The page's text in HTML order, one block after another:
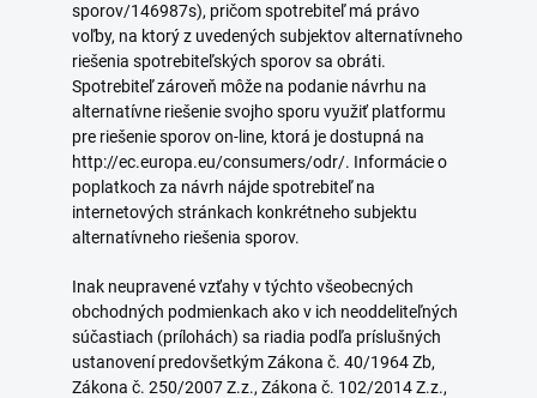
sporov/146987s), pričom spotrebiteľ má právo
voľby, na ktorý z uvedených subjektov alternatívneho
riešenia spotrebiteľských sporov sa obráti.
Spotrebiteľ zároveň môže na podanie návrhu na
alternatívne riešenie svojho sporu využiť platformu
pre riešenie sporov on-line, ktorá je dostupná na
http://ec.europa.eu/consumers/odr/. Informácie o
poplatkoch za návrh nájde spotrebiteľ na
internetových stránkach konkrétneho subjektu
alternatívneho riešenia sporov.
Inak neupravené vzťahy v týchto všeobecných
obchodných podmienkach ako v ich neoddeliteľných
súčastiach (prílohách) sa riadia podľa príslušných
ustanovení predovšetkým Zákona č. 40/1964 Zb,
Zákona č. 250/2007 Z.z., Zákona č. 102/2014 Z.z.,